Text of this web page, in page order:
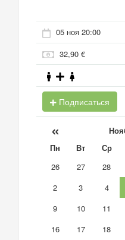
05 ноя 20:00
32,90 €
Подписаться
«
Пн Вт Ср
26
27 28
2
3 4
9
10 11
16
17 18